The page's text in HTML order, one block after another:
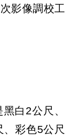
影像調校工
白2公尺、
彩色5公尺